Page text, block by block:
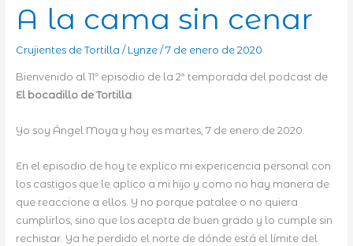
A la cama sin cenar
Crujientes de Tortilla / Lynze / 7 de enero de 2020
Bienvenido al 11º episodio de la 2ª temporada del podcast de
El bocadillo de Tortilla.
Yo soy Ángel Moya y hoy es martes, 7 de enero de 2020.
En el episodio de hoy te explico mi expericencia personal con
los castigos que le aplico a mi hijo y como no hay manera de
que reaccione a ellos. Y no porque patalee o no quiera
cumplirlos, sino que los acepta de buen grado y lo cumple sin
rechistar. Ya he perdido el norte de dónde está el límite del